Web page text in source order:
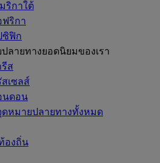
ริกาใต้
ฟริกา
ซิฟิก
ลายทางยอดนิยมของเรา
รีส
เซลส์
นดอน
ดหมายปลายทางทั้งหมด
องถิ่น